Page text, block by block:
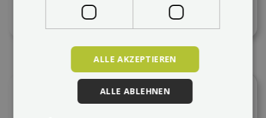
In den Vergleich
ALLE AKZEPTIEREN
ALLE ABLEHNEN